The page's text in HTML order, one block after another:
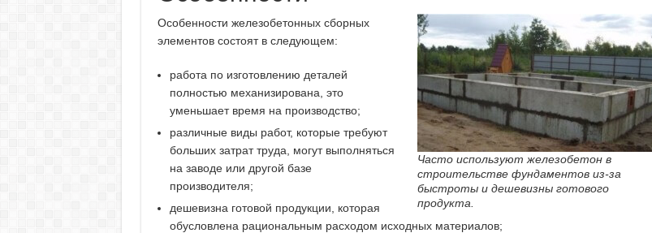
Часто используют железобетон в
строительстве фундаментов из-за
быстроты и дешевизны готового
продукта.
Особенности железобетонных сборных
элементов состоят в следующем:
работа по изготовлению деталей
полностью механизирована, это
уменьшает время на производство;
различные виды работ, которые требуют
больших затрат труда, могут выполняться
на заводе или другой базе
производителя;
дешевизна готовой продукции, которая
обусловлена рациональным расходом исходных материалов;